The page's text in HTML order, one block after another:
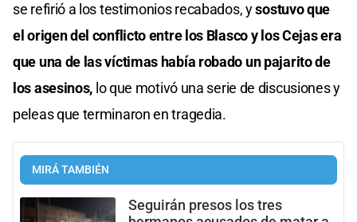
se refirió a los testimonios recabados, ysostuvo que
el origen del conflicto entre los Blasco y los Cejas era
que una de las víctimas había robado un pajarito de
los asesinos, lo que motivó una serie de discusiones y
peleas que terminaron en tragedia.
MIRÁ TAMBIÉN
Seguirán presos los tres